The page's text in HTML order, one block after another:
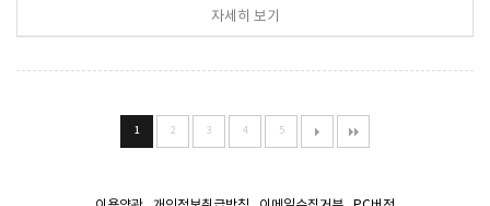
자세히 보기
1 2 3 4 5